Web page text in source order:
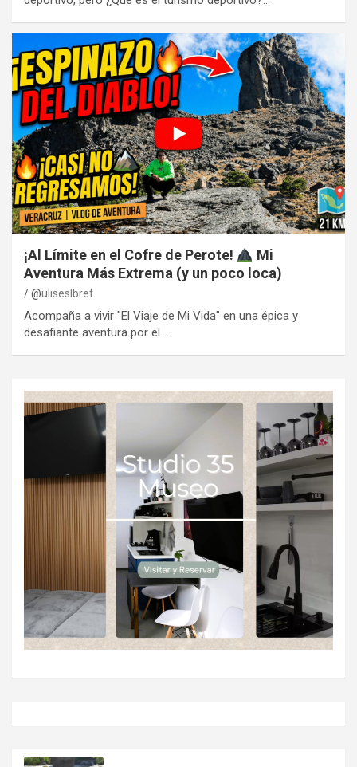
¡Al Límite en el Cofre de Perote!
Mi
Aventura Más Extrema (y un poco loca)
@uliseslbret
Acompaña a vivir "El Viaje de Mi Vida" en una épica y
desafiante aventura por el…